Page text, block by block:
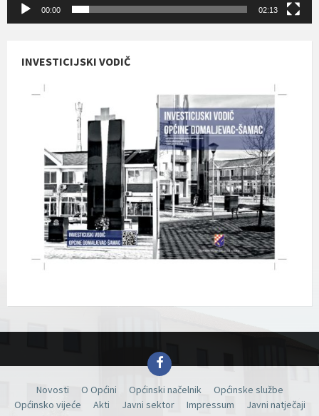
00:00 02:13
INVESTICIJSKI VODIČ
Facebook
Novosti O Općini Općinski načelnik
Općinske službe
Općinsko vijeće
Akti Javni sektor Impressum
Javni natječaji